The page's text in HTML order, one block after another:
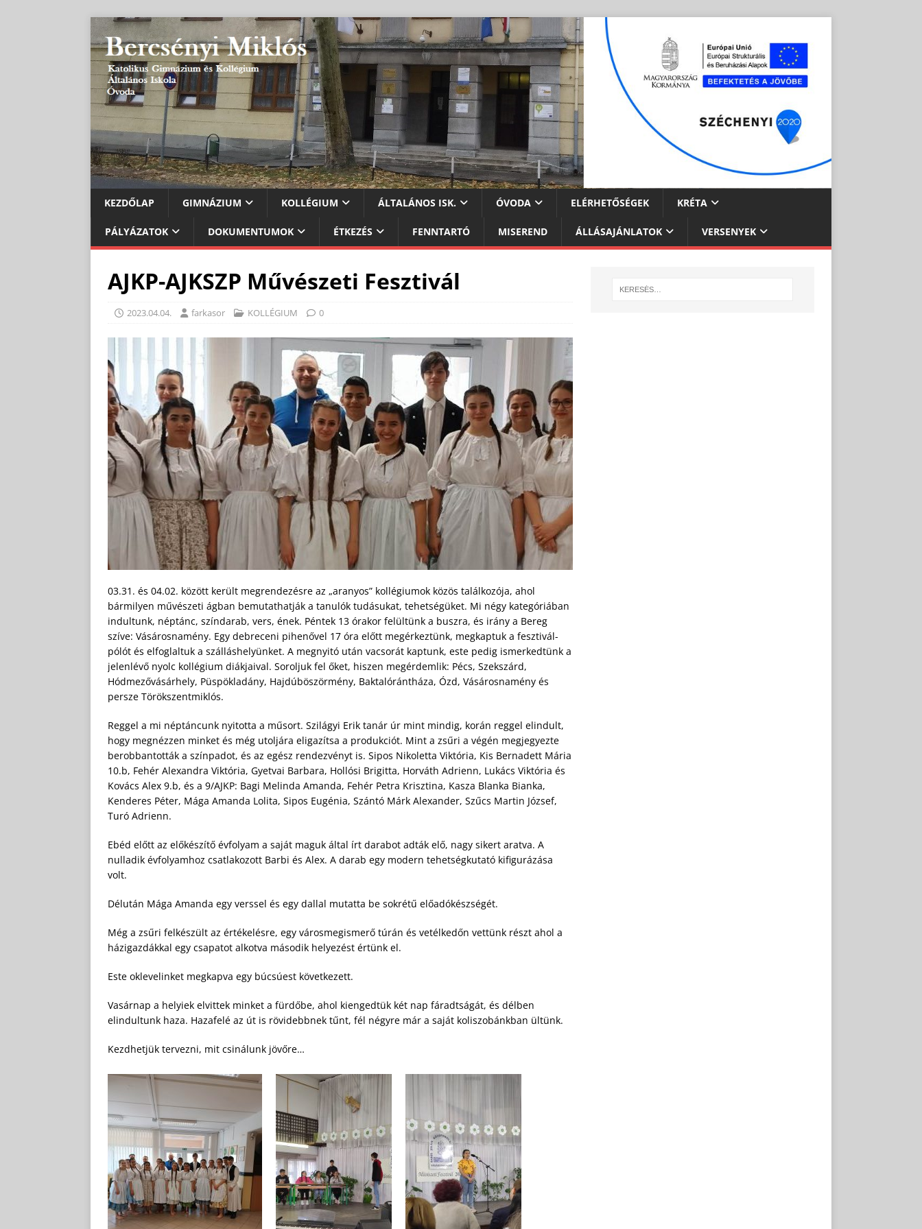
KEZDŐLAP GIMNÁZIUM KOLLÉGIUM ÁLTALÁNOS ISK. ÓVODA ELÉRHETŐSÉGEK KRÉTA
PÁLYÁZATOK DOKUMENTUMOK ÉTKEZÉS FENNTARTÓ MISEREND ÁLLÁSAJÁNLATOK VERSENYEK
AJKP-AJKSZP Művészeti Fesztivál
2023.04.04. farkasor KOLLÉGIUM 0
03.31. és 04.02. között került megrendezésre az „aranyos” kollégiumok közös találkozója, ahol
bármilyen művészeti ágban bemutathatják a tanulók tudásukat, tehetségüket. Mi négy kategóriában
indultunk, néptánc, színdarab, vers, ének. Péntek 13 órakor felültünk a buszra, és irány a Bereg
szíve: Vásárosnamény. Egy debreceni pihenővel 17 óra előtt megérkeztünk, megkaptuk a fesztivál-
pólót és elfoglaltuk a szálláshelyünket. A megnyitó után vacsorát kaptunk, este pedig ismerkedtünk a
jelenlévő nyolc kollégium diákjaival. Soroljuk fel őket, hiszen megérdemlik: Pécs, Szekszárd,
Hódmezővásárhely, Püspökladány, Hajdúböszörmény, Baktalórántháza, Ózd, Vásárosnamény és
persze Törökszentmiklós.
Reggel a mi néptáncunk nyitotta a műsort. Szilágyi Erik tanár úr mint mindig, korán reggel elindult,
hogy megnézzen minket és még utoljára eligazítsa a produkciót. Mint a zsűri a végén megjegyezte
berobbantották a színpadot, és az egész rendezvényt is. Sipos Nikoletta Viktória, Kis Bernadett Mária
10.b, Fehér Alexandra Viktória, Gyetvai Barbara, Hollósi Brigitta, Horváth Adrienn, Lukács Viktória és
Kovács Alex 9.b, és a 9/AJKP: Bagi Melinda Amanda, Fehér Petra Krisztina, Kasza Blanka Bianka,
Kenderes Péter, Mága Amanda Lolita, Sipos Eugénia, Szántó Márk Alexander, Szűcs Martin József,
Turó Adrienn.
Ebéd előtt az előkészítő évfolyam a saját maguk által írt darabot adták elő, nagy sikert aratva. A
nulladik évfolyamhoz csatlakozott Barbi és Alex. A darab egy modern tehetségkutató kifigurázása
volt.
Délután Mága Amanda egy verssel és egy dallal mutatta be sokrétű előadókészségét.
Még a zsűri felkészült az értékelésre, egy városmegismerő túrán és vetélkedőn vettünk részt ahol a
házigazdákkal egy csapatot alkotva második helyezést értünk el.
Este oklevelinket megkapva egy búcsúest következett.
Vasárnap a helyiek elvittek minket a fürdőbe, ahol kiengedtük két nap fáradtságát, és délben
elindultunk haza. Hazafelé az út is rövidebbnek tűnt, fél négyre már a saját koliszobánkban ültünk.
Kezdhetjük tervezni, mit csinálunk jövőre…